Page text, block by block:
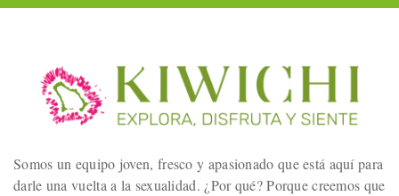
Somos un equipo joven, fresco y apasionado que está aquí para
darle una vuelta a la sexualidad. ¿Por qué? Porque creemos que